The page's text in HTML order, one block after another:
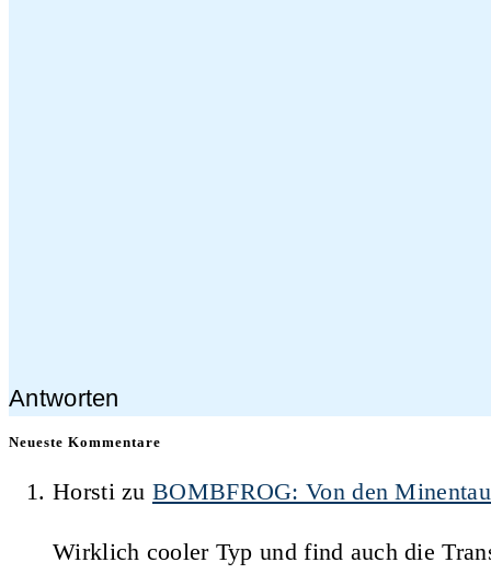
Antworten
Neueste Kommentare
Horsti zuBOMBFROG: Von den
Wirklich cooler Typ und find auch die